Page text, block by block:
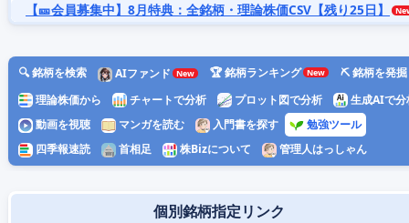
【🎫会員募集中】8月特典 ：全銘柄・理論株価CSV【残り25日】
🔍 銘柄を検索 AIファンド 🏆 銘柄ランキング
⛏️ 銘柄を発掘
理論株価から
チャートで分析 プロット図で分析
生成AIで分
動画を視聴
マンガを読む 入門書を探す
勉強ツール
四季報速読
首相足 株Bizについて 管理人はっしゃん
個別銘柄指定リンク